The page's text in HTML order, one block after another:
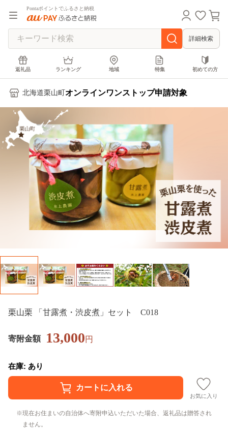
Pontaポイントでふるさと納税
詳細検索
返礼品 ランキング 地域 特集 初めての方
北海道栗山町 オンラインワンストップ申請対象
栗山栗 「甘露煮・渋皮煮」セット C018
寄附金額 13,000円
在庫: あり
お気に入り
現在お住まいの自治体へ寄附申込いただいた場合、返礼品は贈答され
ません。